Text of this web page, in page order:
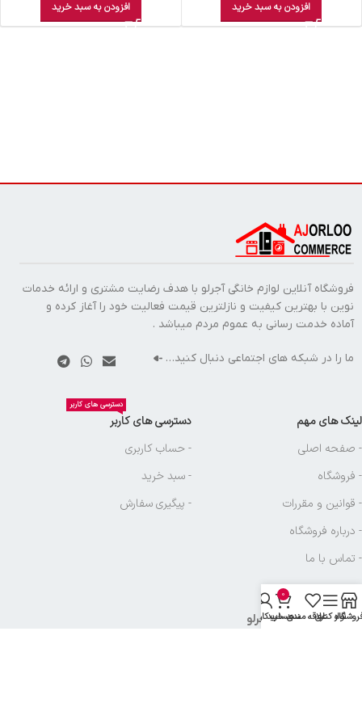
افزودن به سبد خرید افزودن به سبد خرید
فروشگاه آنلاین لوازم خانگی آجرلو با هدف رضایت مشتری و ارائه خدمات
نوین با بهترین کیفیت و نازلترین قیمت فعالیت خود را آغاز کرده و
آماده خدمت رسانی به عموم مردم میباشد .
ما را در شبکه های اجتماعی دنبال کنید…
لینک های مهم
- صفحه اصلی
- فروشگاه
- قوانین و مقررات
- درباره فروشگاه
- تماس با ما
دسترسی های کاربر
دسترسی های کاربر
- حساب کاربری
- سبد خرید
- پیگیری سفارش
نماد های بازرگانی آجرلو
نوار کناریعلاقه مندی
0
سبد خرید
حساب کاربری من